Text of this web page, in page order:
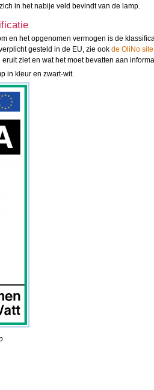
in het nabije veld bevindt van de lamp.
en het opgenomen vermogen is de
gesteld in de EU, zie ook de OliNo site
ziet en wat het moet bevatten aan
in kleur en zwart-wit.